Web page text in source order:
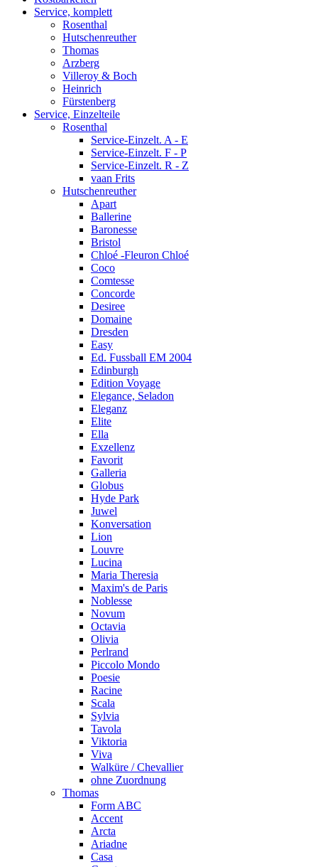
Service, komplett
Rosenthal
Hutschenreuther
Thomas
Arzberg
Villeroy & Boch
Heinrich
Fürstenberg
Service, Einzelteile
Rosenthal
Service-Einzelt. A - E
Service-Einzelt. F - P
Service-Einzelt. R - Z
vaan Frits
Hutschenreuther
Apart
Ballerine
Baronesse
Bristol
Chloé -Fleuron Chloé
Coco
Comtesse
Concorde
Desiree
Domaine
Dresden
Easy
Ed. Fussball EM 2004
Edinburgh
Edition Voyage
Elegance, Seladon
Eleganz
Elite
Ella
Exzellenz
Favorit
Galleria
Globus
Hyde Park
Juwel
Konversation
Lion
Louvre
Lucina
Maria Theresia
Maxim's de Paris
Noblesse
Novum
Octavia
Olivia
Perlrand
Piccolo Mondo
Poesie
Racine
Scala
Sylvia
Tavola
Viktoria
Viva
Walküre / Chevallier
ohne Zuordnung
Thomas
Form ABC
Accent
Arcta
Ariadne
Casa